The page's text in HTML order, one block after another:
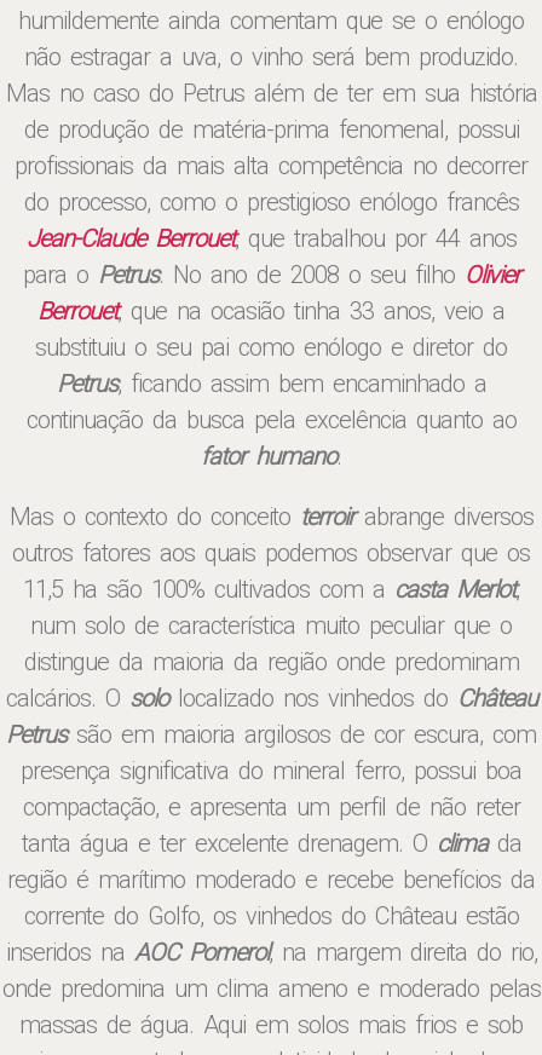
humildemente ainda comentam que se o enólogo
não estragar a uva, o vinho será bem produzido.
Mas no caso do Petrus além de ter em sua história
de produção de matéria-prima fenomenal, possui
profissionais da mais alta competência no decorrer
do processo, como o prestigioso enólogo francês
Jean-Claude Berrouet, que trabalhou por 44 anos
para o Petrus. No ano de 2008 o seu filho Olivier
Berrouet, que na ocasião tinha 33 anos, veio a
substituiu o seu pai como enólogo e diretor do
Petrus, ficando assim bem encaminhado a
continuação da busca pela excelência quanto ao
fator humano.
Mas o contexto do conceito terroirabrange diversos
outros fatores aos quais podemos observar que os
11,5 ha são 100% cultivados com a casta Merlot,
num solo de característica muito peculiar que o
distingue da maioria da região onde predominam
calcários. O sololocalizado nos vinhedos do Château
Petrussão em maioria argilosos de cor escura, com
presença significativa do mineral ferro, possui boa
compactação, e apresenta um perfil de não reter
tanta água e ter excelente drenagem. O climada
região é marítimo moderado e recebe benefícios da
corrente do Golfo, os vinhedos do Château estão
inseridos na AOC Pomerol, na margem direita do rio,
onde predomina um clima ameno e moderado pelas
massas de água. Aqui em solos mais frios e sob